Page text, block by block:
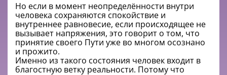
Но если в момент неопределённости внутри
человека сохраняются спокойствие и
внутреннее равновесие, если происходящее не
вызывает напряжения, это говорит о том, что
принятие своего Пути уже во многом осознано
и прожито.
Именно из такого состояния человек входит в
благостную ветку реальности. Потому что